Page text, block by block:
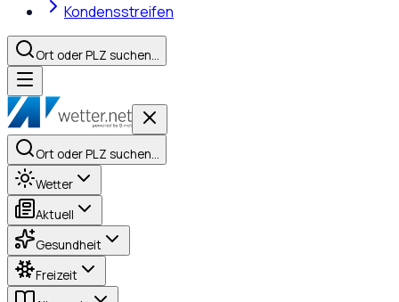
Kondensstreifen
Ort oder PLZ suchen…
Ort oder PLZ suchen…
Wetter
Aktuell
Gesundheit
Freizeit